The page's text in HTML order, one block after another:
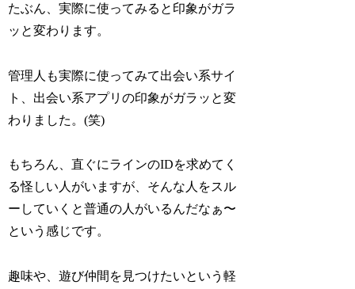
たぶん、実際に使ってみると印象がガラ
ッと変わります。
管理人も実際に使ってみて出会い系サイ
ト、出会い系アプリの印象がガラッと変
わりました。(笑)
もちろん、直ぐにラインのIDを求めてく
る怪しい人がいますが、そんな人をスル
ーしていくと普通の人がいるんだなぁ〜
という感じです。
趣味や、遊び仲間を見つけたいという軽